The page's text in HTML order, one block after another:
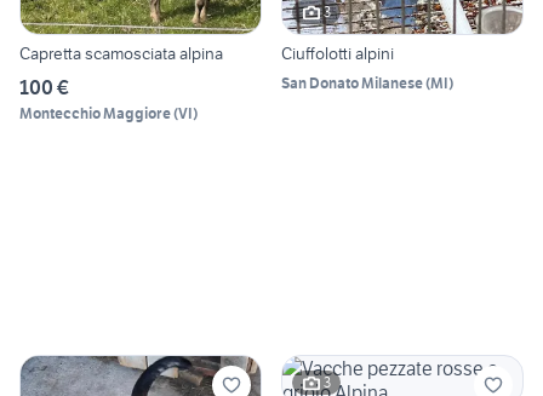
Capretta scamosciata alpina
100 €
Montecchio Maggiore(VI)
3
Ciuffolotti alpini
San Donato Milanese(MI)
3